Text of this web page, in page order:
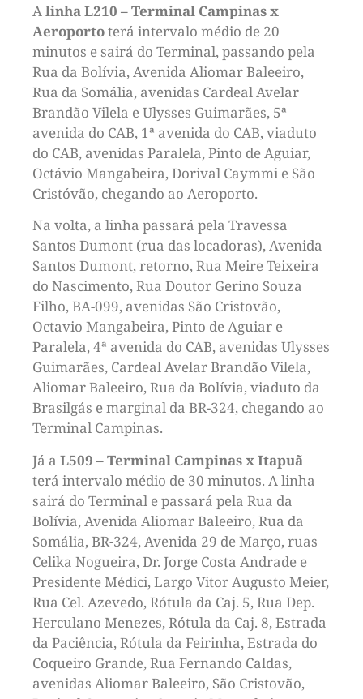
Alinha L210 – Terminal Campinas x
Aeroportoterá intervalo médio de 20
minutos e sairá do Terminal, passando pela
Rua da Bolívia, Avenida Aliomar Baleeiro,
Rua da Somália, avenidas Cardeal Avelar
Brandão Vilela e Ulysses Guimarães, 5ª
avenida do CAB, 1ª avenida do CAB, viaduto
do CAB, avenidas Paralela, Pinto de Aguiar,
Octávio Mangabeira, Dorival Caymmi e São
Cristóvão, chegando ao Aeroporto.
Na volta, a linha passará pela Travessa
Santos Dumont (rua das locadoras), Avenida
Santos Dumont, retorno, Rua Meire Teixeira
do Nascimento, Rua Doutor Gerino Souza
Filho, BA-099, avenidas São Cristovão,
Octavio Mangabeira, Pinto de Aguiar e
Paralela, 4ª avenida do CAB, avenidas Ulysses
Guimarães, Cardeal Avelar Brandão Vilela,
Aliomar Baleeiro, Rua da Bolívia, viaduto da
Brasilgás e marginal da BR-324, chegando ao
Terminal Campinas.
Já a L509 – Terminal Campinas x Itapuã
terá intervalo médio de 30 minutos. A linha
sairá do Terminal e passará pela Rua da
Bolívia, Avenida Aliomar Baleeiro, Rua da
Somália, BR-324, Avenida 29 de Março, ruas
Celika Nogueira, Dr. Jorge Costa Andrade e
Presidente Médici, Largo Vitor Augusto Meier,
Rua Cel. Azevedo, Rótula da Caj. 5, Rua Dep.
Herculano Menezes, Rótula da Caj. 8, Estrada
da Paciência, Rótula da Feirinha, Estrada do
Coqueiro Grande, Rua Fernando Caldas,
avenidas Aliomar Baleeiro, São Cristovão,